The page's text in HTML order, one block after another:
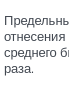
среднего
раза.